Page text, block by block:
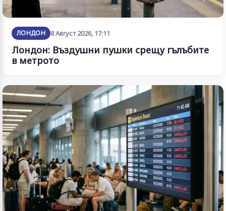
ЛОНДОН 8 Август 2026, 17:11
Лондон: Въздушни пушки срещу гълъбите
в метрото